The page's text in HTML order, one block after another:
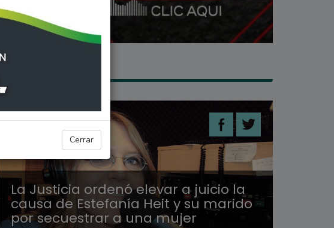
Cerrar
POLICIALES
La Justicia ordenó elevar a juicio la
causa de Estefanía Heit y su marido
por secuestrar a una mujer